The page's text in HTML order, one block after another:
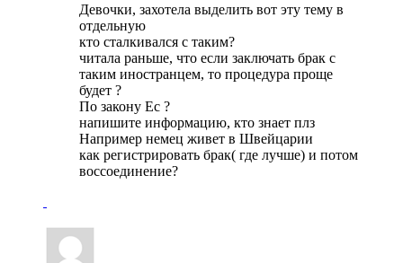
Девочки, захотела выделить вот эту тему в
отдельную
кто сталкивался с таким?
читала раньше, что если заключать брак с
таким иностранцем, то процедура проще
будет ?
По закону Ес ?
напишите информацию, кто знает плз
Например немец живет в Швейцарии
как регистрировать брак( где лучше) и потом
воссоединение?